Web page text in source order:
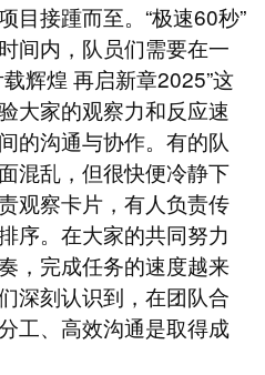
目接踵而至。“极速60秒”
间内，队员们需要在一
辉煌 再启新章2025”这
大家的观察力和反应速
的沟通与协作。有的队
混乱，但很快便冷静下
观察卡片，有人负责传
序。在大家的共同努力
，完成任务的速度越来
深刻认识到，在团队合
工、高效沟通是取得成